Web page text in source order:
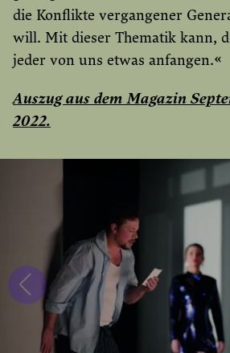
die Konflikte vergangener
will. Mit dieser Thematik kann,
jeder von uns etwas anfangen.«
Auszug aus dem Magazin
2022.